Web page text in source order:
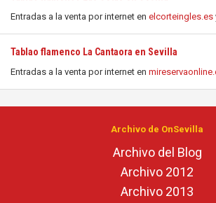
Entradas a la venta por internet en elcorteingles.es
Tablao flamenco La Cantaora en Sevilla
Entradas a la venta por internet en
Archivo de OnSevilla
Archivo del Blog
Archivo 2012
Archivo 2013